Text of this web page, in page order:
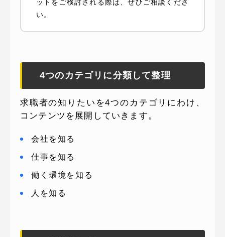
ットをご検討される際は、ぜひご相談くださ
い。
4つのカテゴリに分類して整理
求職者の知りたいを4つのカテゴリにわけ、
コンテンツを展開していきます。
会社を知る
仕事を知る
働く環境を知る
人を知る